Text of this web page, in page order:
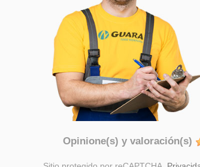
Opinione(s) y valoración(s)